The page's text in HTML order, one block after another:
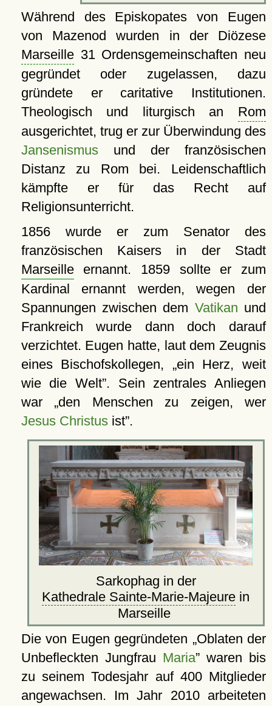
Während des Episkopates von Eugen
von Mazenod wurden in der Diözese
Marseille31 Ordensgemeinschaften neu
gegründet oder zugelassen, dazu
gründete er caritative Institutionen.
Theologisch und liturgisch an Rom
ausgerichtet, trug er zur Überwindung des
Jansenismusund der französischen
Distanz zu Rom bei. Leidenschaftlich
kämpfte er für das Recht auf
Religionsunterricht.
1856 wurde er zum Senator des
französischen Kaisers in der Stadt
Marseilleernannt. 1859 sollte er zum
Kardinal ernannt werden, wegen der
Spannungen zwischen dem Vatikan und
Frankreich wurde dann doch darauf
verzichtet. Eugen hatte, laut dem Zeugnis
eines Bischofskollegen,
ein Herz, weit
wie die Welt . Sein zentrales Anliegen
war den Menschen zu zeigen, wer
Jesus Christusist .
Sarkophag in der
Kathedrale Sainte-Marie-Majeure in
Marseille
Die von Eugen gegründeten
Oblaten der
Unbefleckten Jungfrau Maria waren bis
zu seinem Todesjahr auf 400 Mitglieder
angewachsen. Im Jahr 2010 arbeiteten